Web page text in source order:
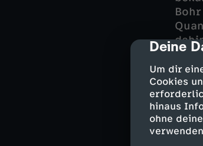
cmp-
Deine
Um dir
Cookies
hinaus
ohne
der
als
Das